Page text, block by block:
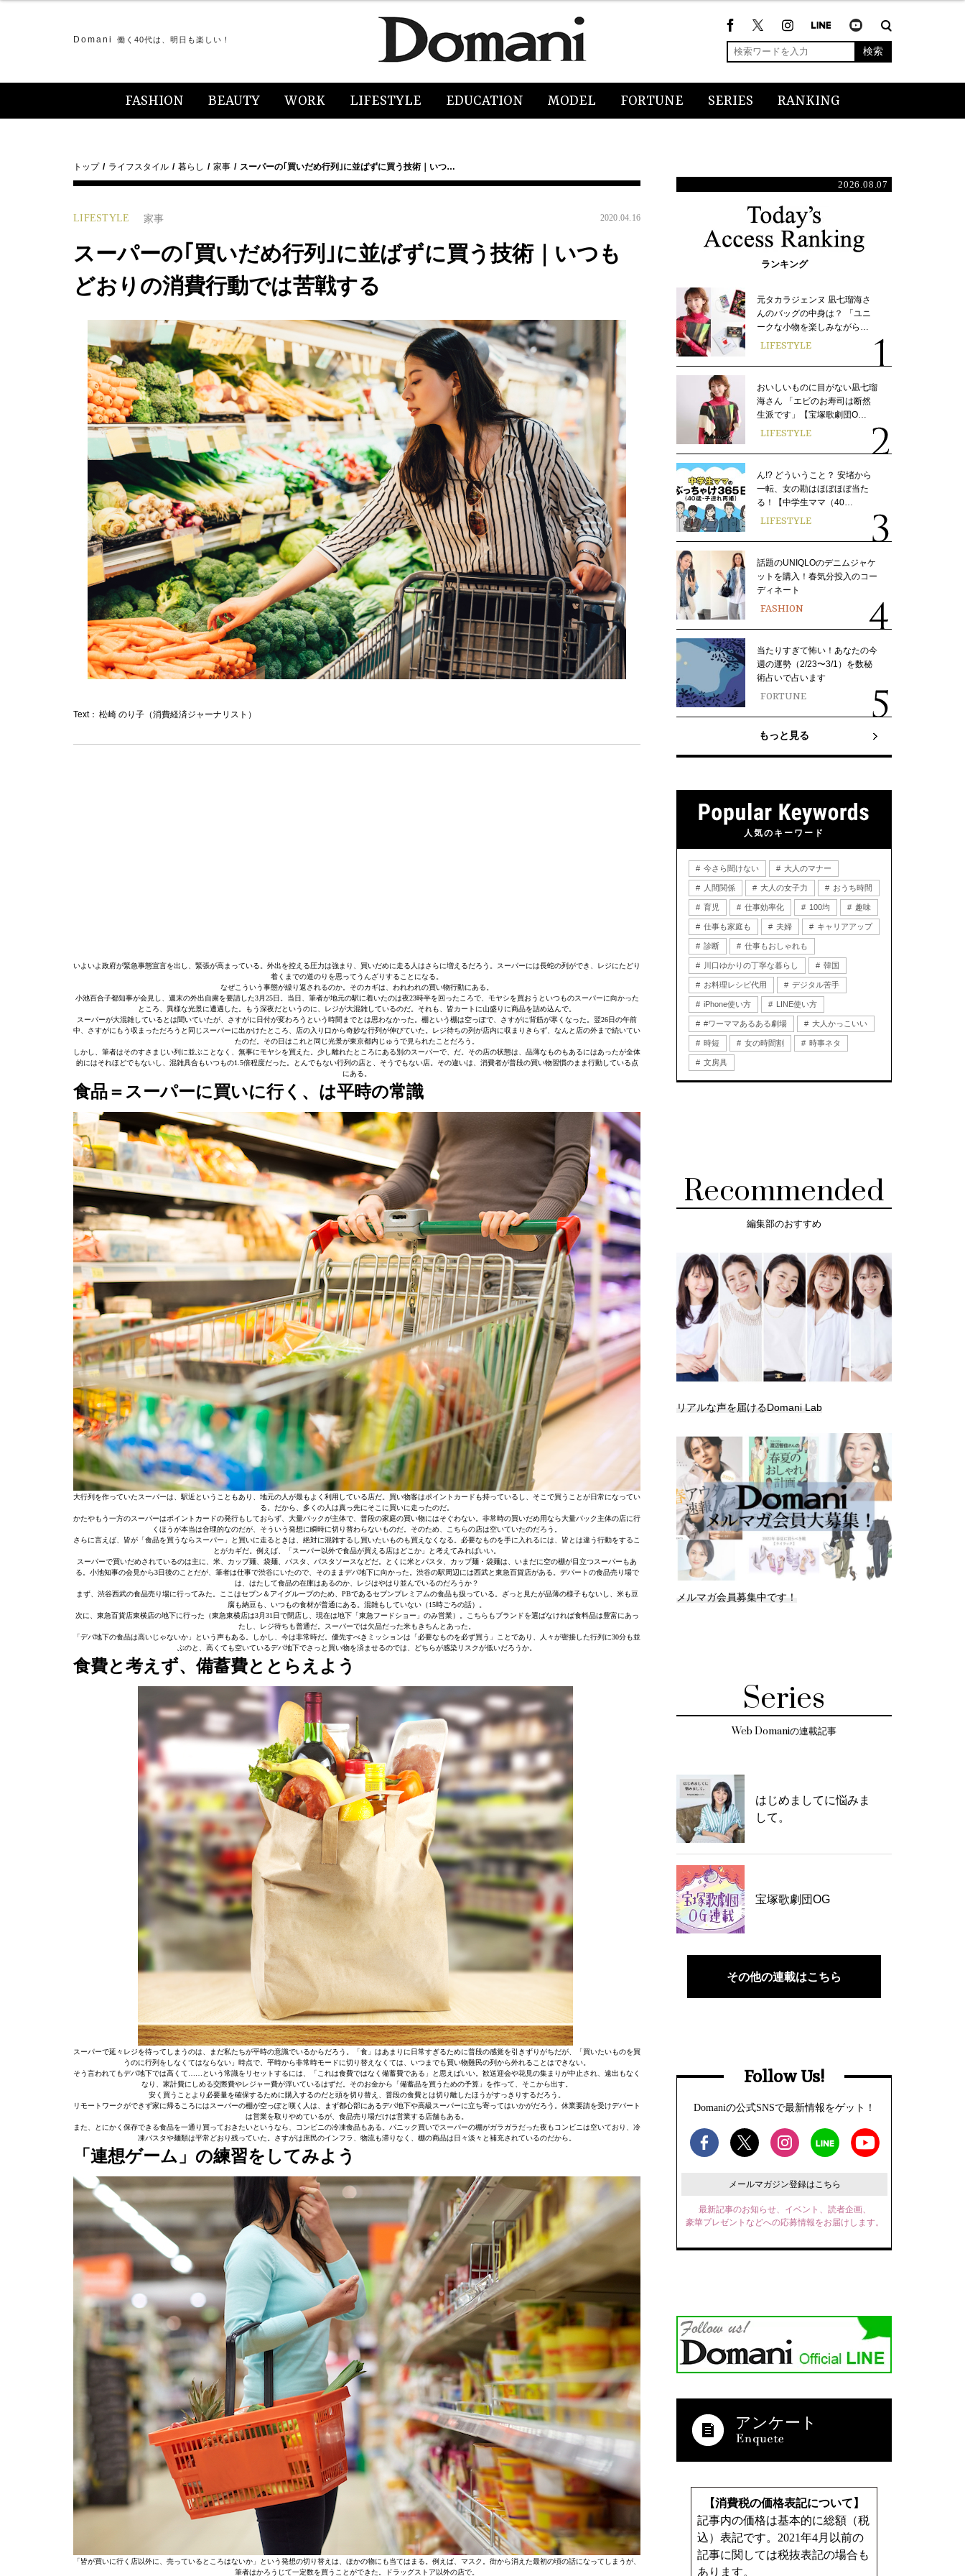
Domani 働く40代は、明日も楽しい！
検索
FASHION BEAUTY WORK LIFESTYLE EDUCATION MODEL FORTUNE SERIES RANKING
トップ ライフスタイル 暮らし 家事 スーパーの｢買いだめ行列｣に並ばずに買う技術｜いつ…
LIFESTYLE 家事 2020.04.16
スーパーの｢買いだめ行列｣に並ばずに買う技術｜いつも
どおりの消費行動では苦戦する
Text： 松崎 のり子（消費経済ジャーナリスト）
いよいよ政府が緊急事態宣言を出し、緊張が高まっている。外出を控える圧力は強まり、買いだめに走る人はさらに増えるだろう。スーパーには長蛇の列ができ、レジにたどり
着くまでの道のりを思ってうんざりすることになる。
なぜこういう事態が繰り返されるのか。そのカギは、われわれの買い物行動にある。
小池百合子都知事が会見し、週末の外出自粛を要請した3月25日。当日、筆者が地元の駅に着いたのは夜23時半を回ったころで、モヤシを買おうといつものスーパーに向かった
ところ、異様な光景に遭遇した。もう深夜だというのに、レジが大混雑しているのだ。それも、皆カートに山盛りに商品を詰め込んで。
スーパーが大混雑しているとは聞いていたが、さすがに日付が変わろうという時間までとは思わなかった。棚という棚は空っぽで、さすがに背筋が寒くなった。翌26日の午前
中、さすがにもう収まっただろうと同じスーパーに出かけたところ、店の入り口から奇妙な行列が伸びていた。レジ待ちの列が店内に収まりきらず、なんと店の外まで続いてい
たのだ。その日はこれと同じ光景が東京都内じゅうで見られたことだろう。
しかし、筆者はそのすさまじい列に並ぶことなく、無事にモヤシを買えた。少し離れたところにある別のスーパーで、だ。その店の状態は、品薄なものもあるにはあったが全体
的にはそれほどでもないし、混雑具合もいつもの1.5倍程度だった。とんでもない行列の店と、そうでもない店。その違いは、消費者が普段の買い物習慣のまま行動している点
にある。
食品＝スーパーに買いに行く、は平時の常識
大行列を作っていたスーパーは、駅近ということもあり、地元の人が最もよく利用している店だ。買い物客はポイントカードも持っているし、そこで買うことが日常になってい
る。だから、多くの人は真っ先にそこに買いに走ったのだ。
かたやもう一方のスーパーはポイントカードの発行もしておらず、大量パックが主体で、普段の家庭の買い物にはそぐわない。非常時の買いだめ用なら大量パック主体の店に行
くほうが本当は合理的なのだが、そういう発想に瞬時に切り替わらないものだ。そのため、こちらの店は空いていたのだろう。
さらに言えば、皆が「食品を買うならスーパー」と買いに走るときは、絶対に混雑するし買いたいものも買えなくなる。必要なものを手に入れるには、皆とは違う行動をするこ
とがカギだ。例えば、「スーパー以外で食品が買える店はどこか」と考えてみればいい。
スーパーで買いだめされているのは主に、米、カップ麺、袋麺、パスタ、パスタソースなどだ。とくに米とパスタ、カップ麺・袋麺は、いまだに空の棚が目立つスーパーもあ
る。小池知事の会見から3日後のことだが、筆者は仕事で渋谷にいたので、そのままデパ地下に向かった。渋谷の駅周辺には西武と東急百貨店がある。デパートの食品売り場で
は、はたして食品の在庫はあるのか、レジはやはり並んでいるのだろうか？
まず、渋谷西武の食品売り場に行ってみた。ここはセブン＆アイグループのため、PBであるセブンプレミアムの食品も扱っている。ざっと見たが品薄の様子もないし、米も豆
腐も納豆も、いつもの食材が普通にある。混雑もしていない（15時ごろの話）。
次に、東急百貨店東横店の地下に行った（東急東横店は3月31日で閉店し、現在は地下「東急フードショー」のみ営業）。こちらもブランドを選ばなければ食料品は豊富にあっ
たし、レジ待ちも普通だ。スーパーでは欠品だった米もきちんとあった。
「デパ地下の食品は高いじゃないか」という声もある。しかし、今は非常時だ。優先すべきミッションは「必要なものを必ず買う」ことであり、人々が密接した行列に30分も並
ぶのと、高くても空いているデパ地下でさっと買い物を済ませるのでは、どちらが感染リスクが低いだろうか。
食費と考えず、備蓄費ととらえよう
スーパーで延々レジを待ってしまうのは、まだ私たちが平時の意識でいるからだろう。「食」はあまりに日常すぎるために普段の感覚を引きずりがちだが、「買いたいものを買
うのに行列をしなくてはならない」時点で、平時から非常時モードに切り替えなくては、いつまでも買い物難民の列から外れることはできない。
そう言われてもデパ地下では高くて……という常識をリセットするには、「これは食費ではなく備蓄費である」と思えばいい。歓送迎会や花見の集まりが中止され、遠出もなく
なり、家計費にしめる交際費やレジャー費が浮いているはずだ。そのお金から「備蓄品を買うための予算」を作って、そこから出す。
安く買うことより必要量を確保するために購入するのだと頭を切り替え、普段の食費とは切り離したほうがすっきりするだろう。
リモートワークができず家に帰るころにはスーパーの棚が空っぽと嘆く人は、まず都心部にあるデパ地下や高級スーパーに立ち寄ってはいかがだろう。休業要請を受けデパート
は営業を取りやめているが、食品売り場だけは営業する店舗もある。
また、とにかく保存できる食品を一通り買っておきたいというなら、コンビニの冷凍食品もある。パニック買いでスーパーの棚がガラガラだった夜もコンビニは空いており、冷
凍パスタや麺類は平常どおり残っていた。さすがは庶民のインフラ、物流も滞りなく、棚の商品は日々淡々と補充されているのだから。
「連想ゲーム」の練習をしてみよう
「皆が買いに行く店以外に、売っているところはないか」という発想の切り替えは、ほかの物にも当てはまる。例えば、マスク。街から消えた最初の頃の話になってしまうが、
筆者はかろうじて一定数を買うことができた。ドラッグストア以外の店で。
2026.08.07
ランキング
元タカラジェンヌ 凪七瑠海さ
んのバッグの中身は？ 「ユニ
ークな小物を楽しみながら…
LIFESTYLE
おいしいものに目がない凪七瑠
海さん 「エビのお寿司は断然
生派です」【宝塚歌劇団O…
LIFESTYLE
ん!? どういうこと？ 安堵から
一転、女の勘はほぼほぼ当た
る！【中学生ママ（40…
LIFESTYLE
話題のUNIQLOのデニムジャケ
ットを購入！春気分投入のコー
ディネート
FASHION
当たりすぎて怖い！あなたの今
週の運勢（2/23〜3/1）を数秘
術占いで占います
FORTUNE
もっと見る
人気のキーワード
今さら聞けない 大人のマナー
人間関係 大人の女子力 おうち時間
育児 仕事効率化 100均 趣味
仕事も家庭も 夫婦 キャリアアップ
診断 仕事もおしゃれも
川口ゆかりの丁寧な暮らし 韓国
お料理レシピ代用 デジタル苦手
iPhone使い方 LINE使い方
#ワーママあるある劇場 大人かっこいい
時短 女の時間割 時事ネタ
文房具
Recommended
編集部のおすすめ
リアルな声を届けるDomani Lab
メルマガ会員募集中です！
Series
Web Domaniの連載記事
はじめましてに悩みま
して。
宝塚歌劇団OG
その他の連載はこちら
Follow Us!
Domaniの公式SNSで最新情報をゲット！
メールマガジン登録はこちら
最新記事のお知らせ、イベント、読者企画、
豪華プレゼントなどへの応募情報をお届けします。
アンケート
【消費税の価格表記について】
記事内の価格は基本的に総額（税
込）表記です。2021年4月以前の
記事に関しては税抜表記の場合も
あります。